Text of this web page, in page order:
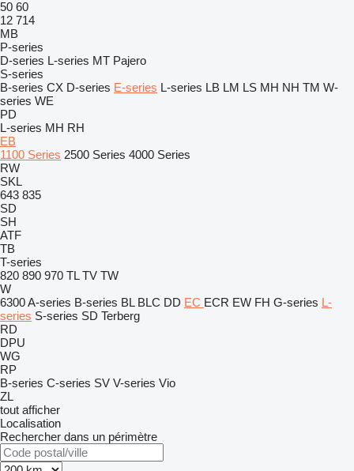
50 60
12 714
MB
P-series
D-series L-series MT Pajero
S-series
B-series CX D-series E-series L-series LB LM LS MH NH TM W-
series WE
PD
L-series MH RH
EB
1100 Series 2500 Series 4000 Series
RW
SKL
643 835
SD
SH
ATF
TB
T-series
820 890 970 TL TV TW
W
6300A-series B-series BL BLC DD EC ECR EW FH G-series L-
series S-series SD Terberg
RD
DPU
WG
RP
B-series C-series SV V-series Vio
ZL
tout afficher
Localisation
Rechercher dans un périmètre